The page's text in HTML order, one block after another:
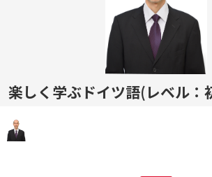
楽しく学ぶドイツ語(レベル：